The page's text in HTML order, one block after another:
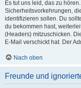
Es tut uns leid, das zu
Sicherheitsvorkehrungen,
identifizieren sollen. Du
du bekommen hast,
(Headers) mitzuschicken.
E-Mail verschickt hat. Der
Nach oben
Freunde und